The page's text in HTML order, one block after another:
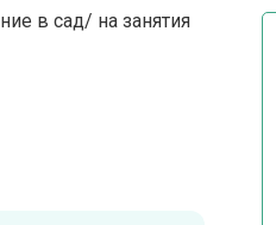
в сад/ на занятия